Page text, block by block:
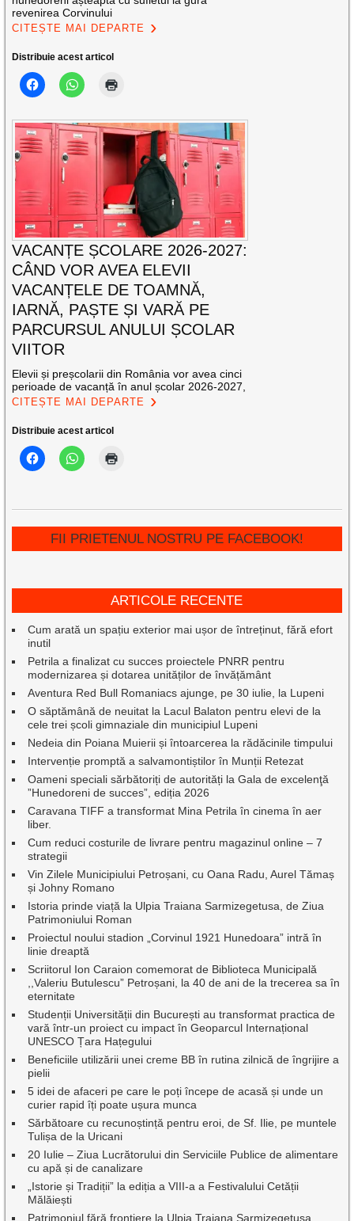
revenirea Corvinului
CITEȘTE MAI DEPARTE
Distribuie acest articol
VACANȚE ȘCOLARE 2026-2027:
CÂND VOR AVEA ELEVII
VACANȚELE DE TOAMNĂ,
IARNĂ, PAȘTE ȘI VARĂ PE
PARCURSUL ANULUI ȘCOLAR
VIITOR
Elevii și preșcolarii din România vor avea cinci
perioade de vacanță în anul școlar 2026-2027,
CITEȘTE MAI DEPARTE
Distribuie acest articol
FII PRIETENUL NOSTRU PE FACEBOOK!
ARTICOLE RECENTE
Cum arată un spațiu exterior mai ușor de întreținut, fără efort
inutil
Petrila a finalizat cu succes proiectele PNRR pentru
modernizarea și dotarea unităților de învățământ
Aventura Red Bull Romaniacs ajunge, pe 30 iulie, la Lupeni
O săptămână de neuitat la Lacul Balaton pentru elevi de la
cele trei școli gimnaziale din municipiul Lupeni
Nedeia din Poiana Muierii și întoarcerea la rădăcinile timpului
Intervenție promptă a salvamontiștilor în Munții Retezat
Oameni speciali sărbătoriți de autorități la Gala de excelenţă
”Hunedoreni de succes”, ediția 2026
Caravana TIFF a transformat Mina Petrila în cinema în aer
liber.
Cum reduci costurile de livrare pentru magazinul online – 7
strategii
Vin Zilele Municipiului Petroșani, cu Oana Radu, Aurel Tămaș
și Johny Romano
Istoria prinde viață la Ulpia Traiana Sarmizegetusa, de Ziua
Patrimoniului Roman
Proiectul noului stadion „Corvinul 1921 Hunedoara” intră în
linie dreaptă
Scriitorul Ion Caraion comemorat de Biblioteca Municipală
,,Valeriu Butulescu” Petroșani, la 40 de ani de la trecerea sa în
eternitate
Studenții Universității din București au transformat practica de
vară într-un proiect cu impact în Geoparcul Internațional
UNESCO Țara Hațegului
Beneficiile utilizării unei creme BB în rutina zilnică de îngrijire a
pielii
5 idei de afaceri pe care le poți începe de acasă și unde un
curier rapid îți poate ușura munca
Sărbătoare cu recunoștință pentru eroi, de Sf. Ilie, pe muntele
Tulișa de la Uricani
20 Iulie – Ziua Lucrătorului din Serviciile Publice de alimentare
cu apă și de canalizare
„Istorie și Tradiții” la ediția a VIII-a a Festivalului Cetății
Mălăiești
Patrimoniul fără frontiere la Ulpia Traiana Sarmizegetusa